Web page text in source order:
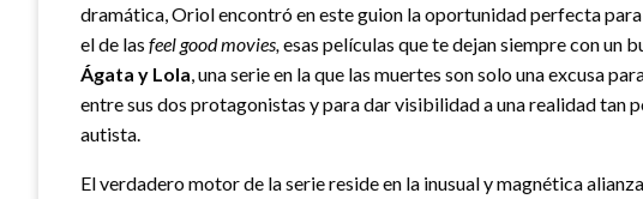
dramática, Oriol encontró en este guion la oportunidad perfecta
el de las feel good movies,esas películas que te dejan siempre con un
Ágata y Lola, una serie en la que las muertes son solo una excusa
entre sus dos protagonistas y para dar visibilidad a una realidad tan
autista.
El verdadero motor de la serie reside en la inusual y magnética